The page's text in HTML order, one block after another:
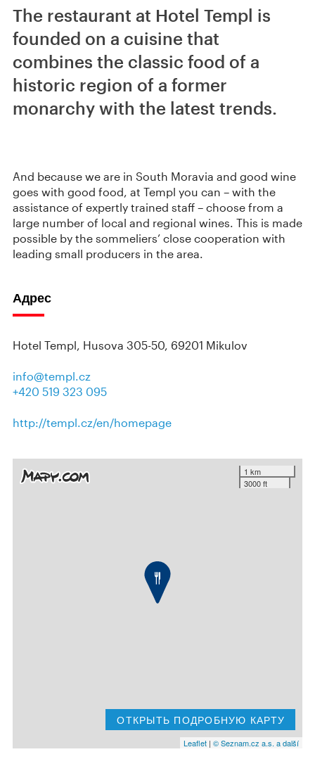
The restaurant at Hotel Templ is
founded on a cuisine that
combines the classic food of a
historic region of a former
monarchy with the latest trends.
And because we are in South Moravia and good wine
goes with good food, at Templ you can – with the
assistance of expertly trained staff – choose from a
large number of local and regional wines. This is made
possible by the sommeliers’ close cooperation with
leading small producers in the area.
Адрес
Hotel Templ, Husova 305-50, 69201 Mikulov
info@templ.cz
+420 519 323 095
http://templ.cz/en/homepage
1 km
3000 ft
ОТКРЫТЬ ПОДРОБНУЮ КАРТУ
Leaflet | © Seznam.cz a.s. a další